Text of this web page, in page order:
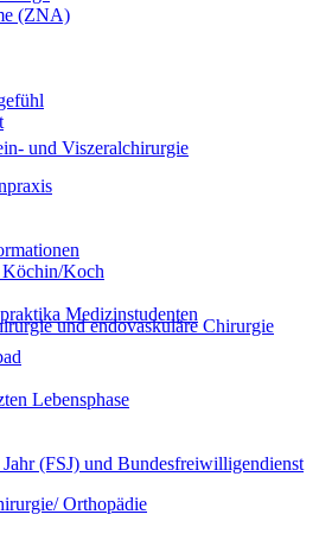
und Viszeralchirurgie
und endovaskuläre Chirurgie
Orthopädie
(ZNA)
Koch
Medizinstudenten
Lebensphase
(FSJ) und Bundesfreiwilligendienst